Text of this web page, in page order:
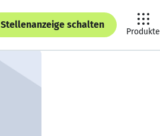
Stellenanzeige schalten
Produkte